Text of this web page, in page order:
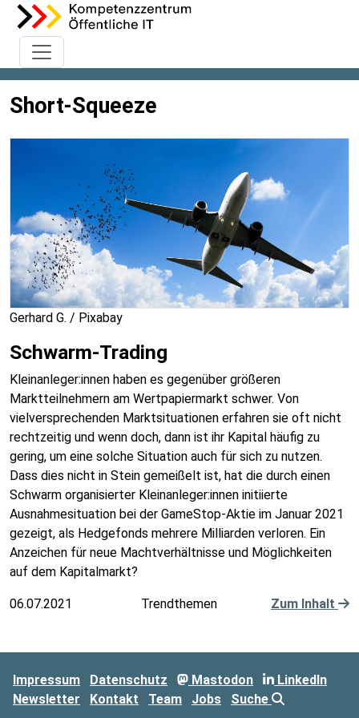
Short-Squeeze
Gerhard G. / Pixabay
Schwarm-Trading
Kleinanleger:innen haben es gegenüber größeren
Marktteilnehmern am Wertpapiermarkt schwer. Von
vielversprechenden Marktsituationen erfahren sie oft nicht
rechtzeitig und wenn doch, dann ist ihr Kapital häufig zu
gering, um eine solche Situation auch für sich zu nutzen.
Dass dies nicht in Stein gemeißelt ist, hat die durch einen
Schwarm organisierter Kleinanleger:innen initiierte
Ausnahmesituation bei der GameStop-Aktie im Januar 2021
gezeigt, als Hedgefonds mehrere Milliarden verloren. Ein
Anzeichen für neue Machtverhältnisse und Möglichkeiten
auf dem Kapitalmarkt?
06.07.2021 Trendthemen Zum Inhalt
Impressum Datenschutz Mastodon
LinkedIn
Newsletter
Kontakt Team Jobs Suche